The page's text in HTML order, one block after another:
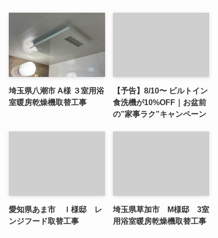
埼玉県八潮市 A様 ３室用浴
室暖房乾燥機取替工事
【予告】8/10〜 ビルトイン
食洗機が10%OFF｜お盆前
の”家事ラク”キャンペーン
愛知県あま市 Ｉ様邸 レ
ンジフード取替工事
埼玉県草加市 M様邸 3室
用浴室暖房乾燥機取替工事